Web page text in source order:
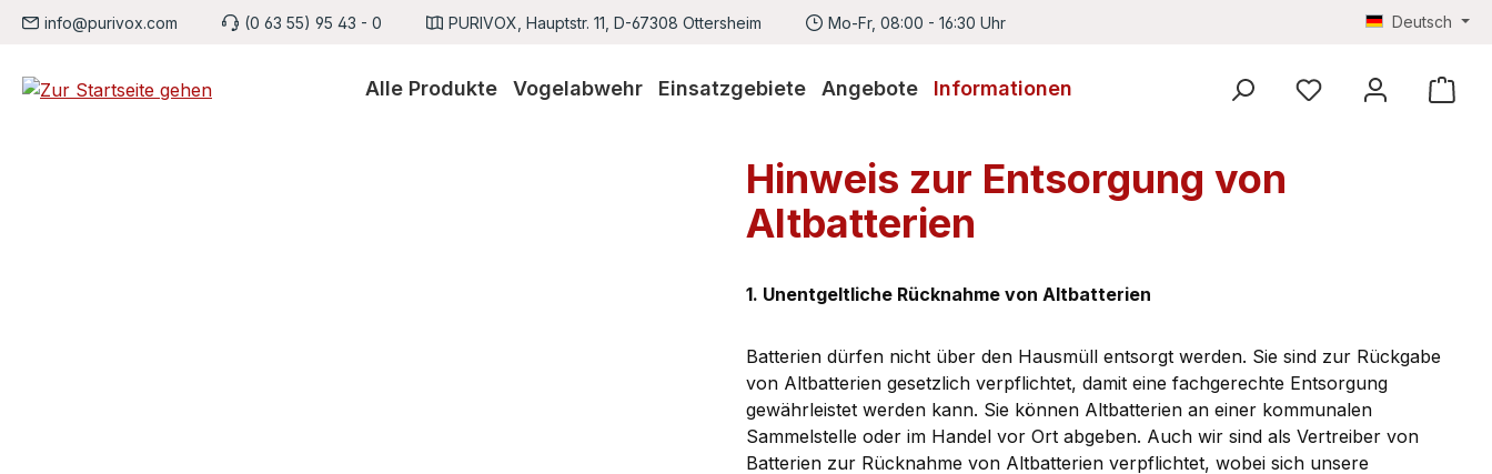
Hauptinhalt springen
Zur Suche springen
Zur Hauptnavigation springen
info@purivox.com (0 63 55) 95 43 - 0 PURIVOX, Hauptstr. 11, D-67308 Ottersheim Mo-Fr, 08:00 - 16:30 Uhr Deutsch
Alle Produkte Vogelabwehr Einsatzgebiete Angebote Informationen Du hast 0 Produkte
Hinweis zur Entsorgung von
Altbatterien
1. Unentgeltliche Rücknahme von Altbatterien
Batterien dürfen nicht über den Hausmüll entsorgt werden. Sie sind zur Rückgabe
von Altbatterien gesetzlich verpflichtet, damit eine fachgerechte Entsorgung
gewährleistet werden kann. Sie können Altbatterien an einer kommunalen
Sammelstelle oder im Handel vor Ort abgeben. Auch wir sind als Vertreiber von
Batterien zur Rücknahme von Altbatterien verpflichtet, wobei sich unsere